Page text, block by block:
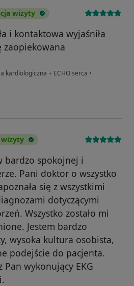
wizyty
i kontaktowa wyjaśniła
zaopiekowana
kardiologiczna + ECHO serca •
bardzo spokojnej i
Pani doktor o wszystko
się z wszystkimi
dotyczącymi
Wszystko zostało mi
Jestem bardzo
wysoka kultura osobista,
podejście do pacjenta.
wykonujący EKG